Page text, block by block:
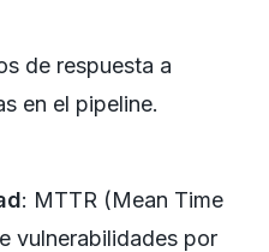
de respuesta a
en el pipeline.
: MTTR (Mean Time
vulnerabilidades por